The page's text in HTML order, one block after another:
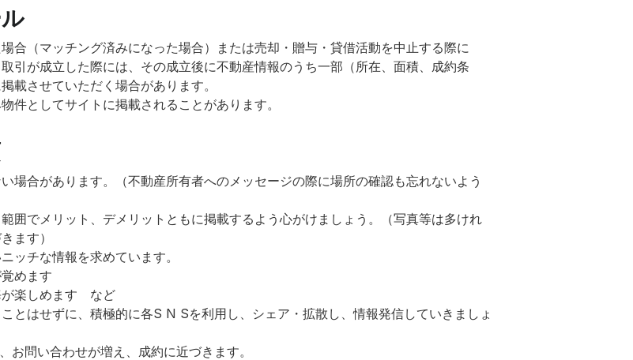
合（マッチング済みになった場合）または売却・贈与・貸借活動を中止する際に
引が成立した際には、その成立後に不動産情報のうち一部（所在、面積、成約条
載させていただく場合があります。
件としてサイトに掲載されることがあります。
場合があります。（不動産所有者へのメッセージの際に場所の確認も忘れないよう
囲でメリット、デメリットともに掲載するよう心がけましょう。（写真等は多けれ
ます）
ッチな情報を求めています。
めます
楽しめます など
とはせずに、積極的に各S N Sを利用し、シェア・拡散し、情報発信していきましょ
問い合わせが増え、成約に近づきます。